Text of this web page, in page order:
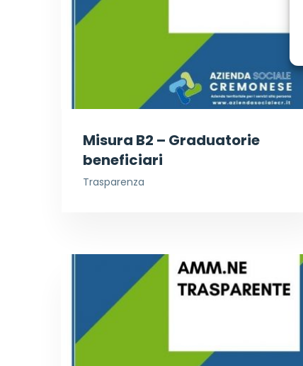
Misura B2 – Graduatorie
beneficiari
Trasparenza